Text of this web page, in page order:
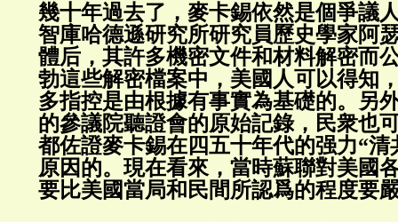
幾十年過去了，麥卡錫依然是個爭議
智庫哈德遜研究所研究員歷史學家阿
體后，其許多機密文件和材料解密而
勃這些解密檔案中，美國人可以得知
多指控是由根據有事實為基礎的。另
的參議院聽證會的原始記錄，民衆也
都佐證麥卡錫在四五十年代的强力“清
原因的。現在看來，當時蘇聯對美國
要比美國當局和民間所認爲的程度要